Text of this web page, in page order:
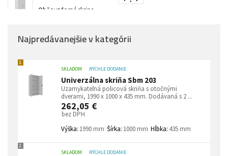
Najpredávanejšie v kategórii
1.
SKLADOM
RÝCHLE DODANIE
Univerzálna skriňa Sbm 203
Uzamykateľná policová skriňa s otočnými
dverami, 1990 x 1000 x 435 mm. Dodávaná s 2 ...
262,05 €
bez DPH
Výška: 1990 mm Šírka: 1000 mm Hĺbka: 435 mm
2.
SKLADOM
RÝCHLE DODANIE